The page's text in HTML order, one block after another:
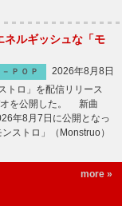
ルギッシュな「モ
－ＰＯＰ
2026年8月8日
トロ」を配信リリース
オを公開した。 新曲
年8月7日に公開となっ
ストロ」（Monstruo）
more »